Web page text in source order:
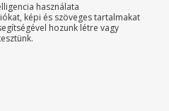
használata
képi és szöveges tartalmakat
hozunk létre vagy